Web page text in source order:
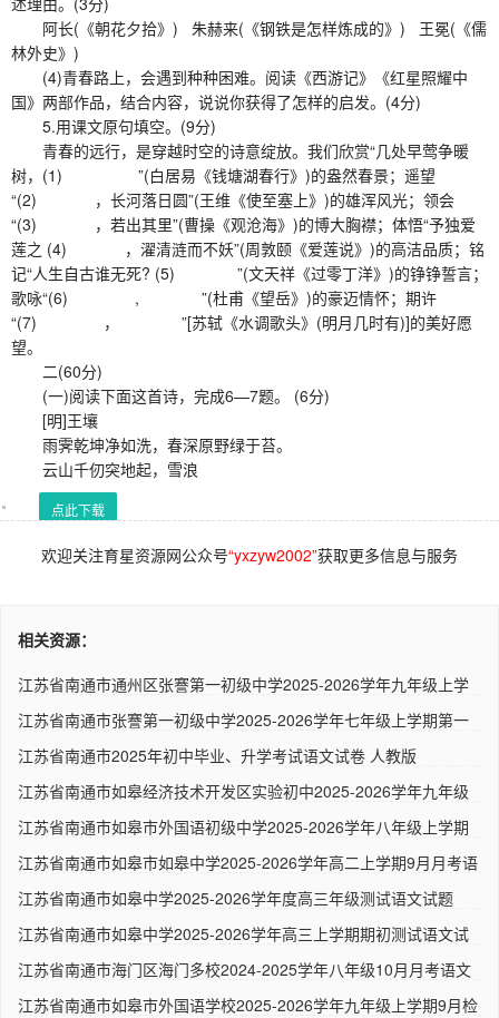
阿长(《朝花夕拾》) 朱赫来(《钢铁是怎样炼成的》) 王冕(《儒
林外史》)
(4)青春路上，会遇到种种困难。阅读《西游记》《红星照耀中
国》两部作品，结合内容，说说你获得了怎样的启发。(4分)
5.用课文原句填空。(9分)
青春的远行，是穿越时空的诗意绽放。我们欣赏“几处早莺争暖
树，(1) ”(白居易《钱塘湖春行》)的盎然春景；遥望
“(2) ，长河落日圆”(王维《使至塞上》)的雄浑风光；领会
“(3) ，若出其里”(曹操《观沧海》)的博大胸襟；体悟“予独爱
莲之 (4) ，濯清涟而不妖”(周敦颐《爱莲说》)的高洁品质；铭
记“人生自古谁无死? (5) ”(文天祥《过零丁洋》)的铮铮誓言；
歌咏“(6) , ”(杜甫《望岳》)的豪迈情怀；期许
“(7) ， ”[苏轼《水调歌头》(明月几时有)]的美好愿
望。
二(60分)
(一)阅读下面这首诗，完成6—7题。 (6分)
[明]王壤
雨霁乾坤净如洗，春深原野绿于苔。
云山千仞突地起，雪浪
点此下载
欢迎关注育星资源网公众号“yxzyw2002”获取更多信息与服务
相关资源：
江苏省南通市通州区张謇第一初级中学2025-2026学年九年级上学
江苏省南通市张謇第一初级中学2025-2026学年七年级上学期第一
江苏省南通市2025年初中毕业、升学考试语文试卷 人教版
江苏省南通市如皋经济技术开发区实验初中2025-2026学年九年级
江苏省南通市如皋市外国语初级中学2025-2026学年八年级上学期
江苏省南通市如皋市如皋中学2025-2026学年高二上学期9月月考语
江苏省南通市如皋中学2025-2026学年度高三年级测试语文试题
江苏省南通市如皋中学2025-2026学年高三上学期期初测试语文试
江苏省南通市海门区海门多校2024-2025学年八年级10月月考语文
江苏省南通市如皋市外国语学校2025-2026学年九年级上学期9月检